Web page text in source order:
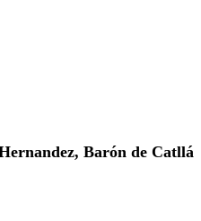
Barón de Catllá